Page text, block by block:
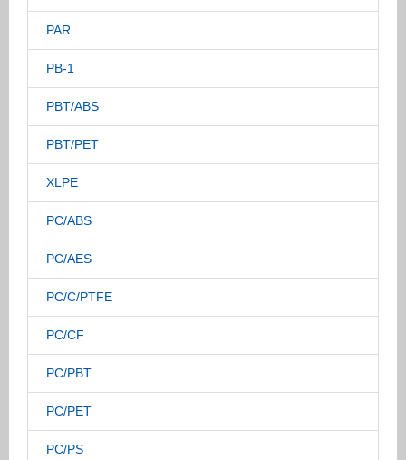
PAR
PB-1
PBT/ABS
PBT/PET
XLPE
PC/ABS
PC/AES
PC/C/PTFE
PC/CF
PC/PBT
PC/PET
PC/PS